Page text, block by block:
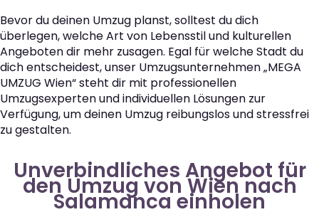
Bevor du deinen Umzug planst, solltest du dich
überlegen, welche Art von Lebensstil und kulturellen
Angeboten dir mehr zusagen. Egal für welche Stadt du
dich entscheidest, unser Umzugsunternehmen „MEGA
UMZUG Wien“ steht dir mit professionellen
Umzugsexperten und individuellen Lösungen zur
Verfügung, um deinen Umzug reibungslos und stressfrei
zu gestalten.
Unverbindliches Angebot für
den Umzug von Wien nach
Salamanca einholen